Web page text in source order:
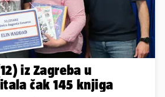
iz Zagreba u
čak 145 knjiga